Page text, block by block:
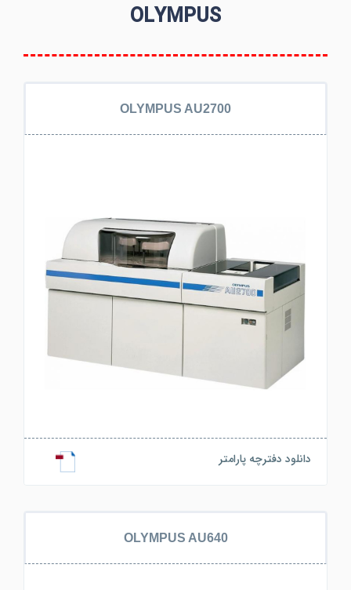
OLYMPUS
OLYMPUS AU2700
دانلود دفترچه پارامتر
OLYMPUS AU640